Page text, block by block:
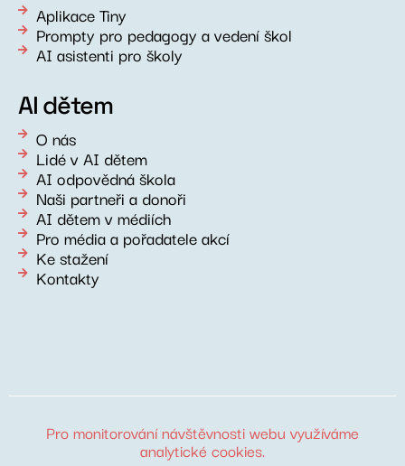
Aplikace Tiny
Prompty pro pedagogy a vedení škol
AI asistenti pro školy
AI dětem
O nás
Lidé v AI dětem
AI odpovědná škola
Naši partneři a donoři
AI dětem v médiích
Pro média a pořadatele akcí
Ke stažení
Kontakty
Pro monitorování návštěvnosti webu využíváme
analytické cookies.